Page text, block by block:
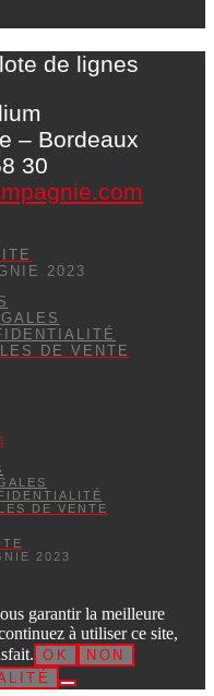
de lignes
– Bordeaux
30
2023
DE VENTE
DE VENTE
2023
garantir la meilleure
à utiliser ce site,
OK
NON